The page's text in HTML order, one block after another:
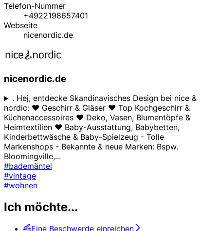
Telefon-Nummer
+4922198657401
Webseite
nicenordic.de
nicenordic.de
. Hej, entdecke Skandinavisches Design bei nice &
nordic: ❤️ Geschirr & Gläser ❤️ Top Kochgeschirr &
Küchenaccessoires ❤️ Deko, Vasen, Blumentöpfe &
Heimtextilien ❤️ Baby-Ausstattung, Babybetten,
Kinderbettwäsche & Baby-Spielzeug - Tolle
Markenshops - Bekannte & neue Marken: Bspw.
Bloomingville,...
#bademäntel
#vintage
#wohnen
Ich möchte...
Eine Beschwerde einreichen